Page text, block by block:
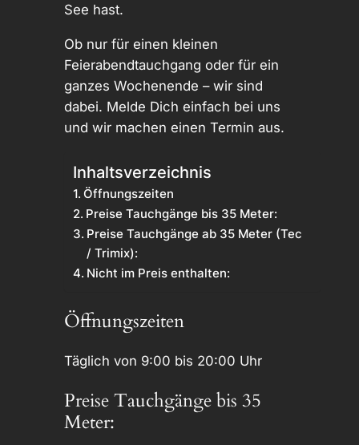
See hast.
Ob nur für einen kleinen
Feierabendtauchgang oder für ein
ganzes Wochenende – wir sind
dabei. Melde Dich einfach bei uns
und wir machen einen Termin aus.
Inhaltsverzeichnis
Öffnungszeiten
Preise Tauchgänge bis 35 Meter:
Preise Tauchgänge ab 35 Meter (Tec
/ Trimix):
Nicht im Preis enthalten:
Öffnungszeiten
Täglich von 9:00 bis 20:00 Uhr
Preise Tauchgänge bis 35
Meter: